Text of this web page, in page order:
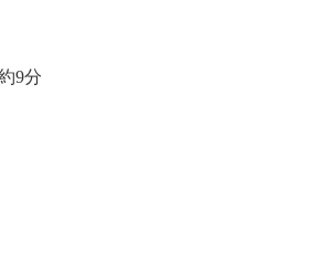
9分